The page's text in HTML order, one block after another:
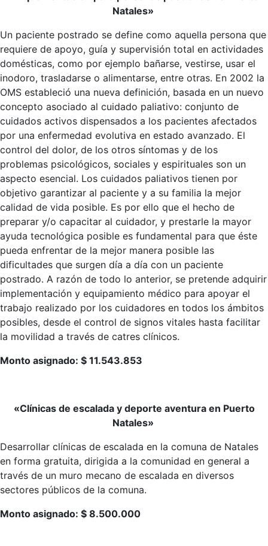
Natales»
Un paciente postrado se define como aquella persona que
requiere de apoyo, guía y supervisión total en actividades
domésticas, como por ejemplo bañarse, vestirse, usar el
inodoro, trasladarse o alimentarse, entre otras. En 2002 la
OMS estableció una nueva definición, basada en un nuevo
concepto asociado al cuidado paliativo: conjunto de
cuidados activos dispensados a los pacientes afectados
por una enfermedad evolutiva en estado avanzado. El
control del dolor, de los otros síntomas y de los
problemas psicológicos, sociales y espirituales son un
aspecto esencial. Los cuidados paliativos tienen por
objetivo garantizar al paciente y a su familia la mejor
calidad de vida posible. Es por ello que el hecho de
preparar y/o capacitar al cuidador, y prestarle la mayor
ayuda tecnológica posible es fundamental para que éste
pueda enfrentar de la mejor manera posible las
dificultades que surgen día a día con un paciente
postrado. A razón de todo lo anterior, se pretende adquirir
implementación y equipamiento médico para apoyar el
trabajo realizado por los cuidadores en todos los ámbitos
posibles, desde el control de signos vitales hasta facilitar
la movilidad a través de catres clínicos.
Monto asignado: $ 11.543.853
«Clínicas de escalada y deporte aventura en Puerto
Natales»
Desarrollar clínicas de escalada en la comuna de Natales
en forma gratuita, dirigida a la comunidad en general a
través de un muro mecano de escalada en diversos
sectores públicos de la comuna.
Monto asignado: $ 8.500.000